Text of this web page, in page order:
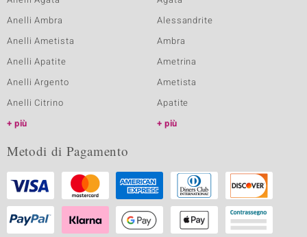
Anelli Ambra
Anelli Ametista
Anelli Apatite
Anelli Argento
Anelli Citrino
più
Alessandrite
Ambra
Ametrina
Ametista
Apatite
più
Metodi di Pagamento